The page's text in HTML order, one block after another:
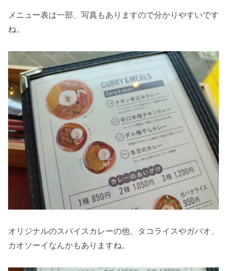
メニュー表は一部、写真もありますので分かりやすいです
ね。
オリジナルのスパイスカレーの他、タコライスやガパオ、
カオソーイなんかもありますね。